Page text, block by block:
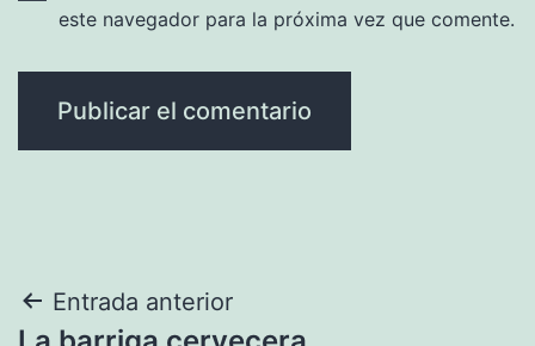
este navegador para la próxima vez que comente.
Navegación
Entrada anterior